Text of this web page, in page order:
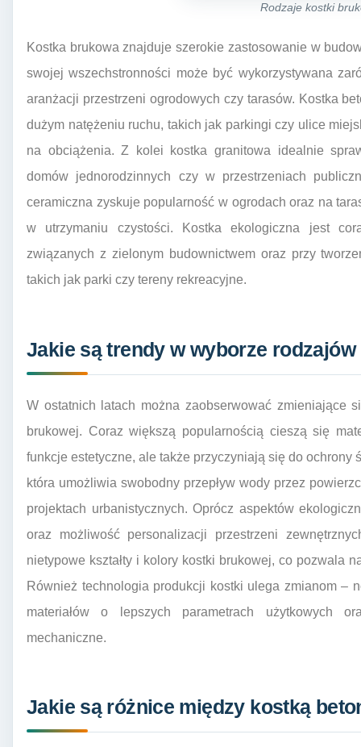
Rodzaje kostki
Kostka brukowa znajduje szerokie zastosowanie w
swojej wszechstronności może być wykorzystywana
aranżacji przestrzeni ogrodowych czy tarasów. Kostka
dużym natężeniu ruchu, takich jak parkingi czy ulice
na obciążenia. Z kolei kostka granitowa idealnie
domów jednorodzinnych czy w przestrzeniach
ceramiczna zyskuje popularność w ogrodach oraz na
w utrzymaniu czystości. Kostka ekologiczna jest
związanych z zielonym budownictwem oraz przy
takich jak parki czy tereny rekreacyjne.
Jakie są trendy w wyborze
W ostatnich latach można zaobserwować zmieniające
brukowej. Coraz większą popularnością cieszą się
funkcje estetyczne, ale także przyczyniają się do
która umożliwia swobodny przepływ wody przez
projektach urbanistycznych. Oprócz aspektów
oraz możliwość personalizacji przestrzeni
nietypowe kształty i kolory kostki brukowej, co pozwala
Również technologia produkcji kostki ulega zmianom –
materiałów o lepszych parametrach użytkowych
mechaniczne.
Jakie są różnice między kostką